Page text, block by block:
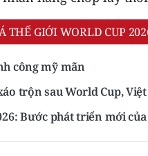
THẾ GIỚI WORLD CUP
công mỹ mãn
trộn sau World Cup,
Bước phát triển mới